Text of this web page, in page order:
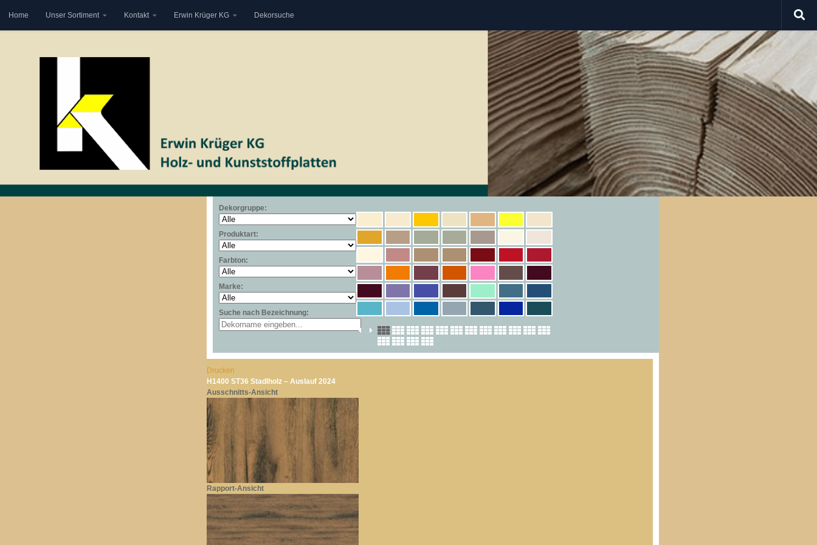
Zum Inhalt springen
Home Unser Sortiment Kontakt Erwin Krüger KG Dekorsuche
Dekorgruppe:
Produktart:
Farbton:
Marke:
Suche nach Bezeichnung:
Drucken
H1400 ST36 Stadlholz – Auslauf 2024
Ausschnitts-Ansicht
Rapport-Ansicht